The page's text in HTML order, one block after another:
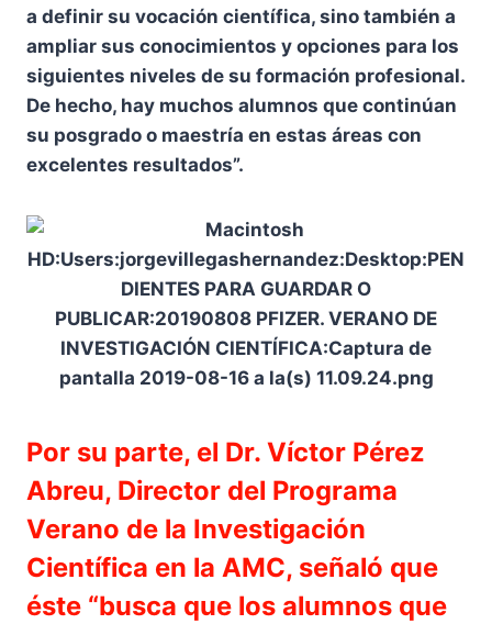
a definir su vocación científica, sino también a
ampliar sus conocimientos y opciones para los
siguientes niveles de su formación profesional.
De hecho, hay muchos alumnos que continúan
su posgrado o maestría en estas áreas con
excelentes resultados”.
Por su parte, el Dr. Víctor Pérez
Abreu, Director del Programa
Verano de la Investigación
Científica en la AMC, señaló que
éste “busca que los alumnos que